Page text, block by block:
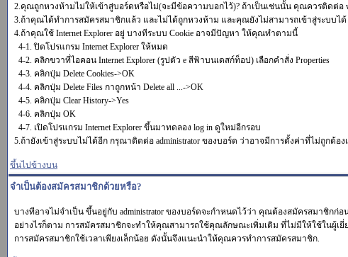
2.คุณถูกหวงห้ามไม่ให้เข้าสู่บอร์ดหรือไม่(จะมีข้อความบอกไว้)? ถ้าเป็นเช่นนั้น คุณควรติดต่อ
3.ถ้าคุณได้ทำการสมัครสมาชิกแล้ว และไม่ได้ถูกหวงห้าม และคุณยังไม่สามารถเข้าสู่ระบบได้
4.ถ้าคุณใช้ Internet Explorer อยู่ บางทีระบบ Cookie อาจมีปัญหา ให้คุณทำตามนี้
4-1. ปิดโปรแกรม Internet Explorer ให้หมด
4-2. คลิกขวาที่ไอคอน Internet Explorer (รูปตัว e สีฟ้าบนเดสก์ท็อป) เลือกคำสั่ง Properties
4-3. คลิกปุ่ม Delete Cookies->OK
4-4. คลิกปุ่ม Delete Files กาถูกหน้า Delete all ...->OK
4-5. คลิกปุ่ม Clear History->Yes
4-6. คลิกปุ่ม OK
4-7. เปิดโปรแกรม Internet Explorer ขึ้นมาทดลอง log in ดูใหม่อีกรอบ
5.ถ้ายังเข้าสู่ระบบไม่ได้อีก กรุณาติดต่อ administrator ของบอร์ด ว่าอาจมีการตั้งค่าที่ไม่ถูกต้อ
ขึ้นไปข้างบน
จำเป็นต้องสมัครสมาชิกด้วยหรือ?
บางทีอาจไม่จำเป็น ขึ้นอยู่กับ administrator ของบอร์ดจะกำหนดไว้ว่า คุณต้องสมัครสมาชิกก่อ
อย่างไรก็ตาม การสมัครสมาชิกจะทำให้คุณสามารถใช้คุณลักษณะเพิ่มเติม ที่ไม่มีให้ใช้ในผู้เยี่
การสมัครสมาชิกใช้เวลาเพียงเล็กน้อย ดังนั้นจึงแนะนำให้คุณควรทำการสมัครสมาชิก.